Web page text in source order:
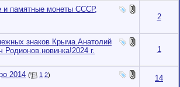
и памятные монеты СССР,
2
знаков Крыма.Анатолий
Родионов.новинка!2024 г.
1
2014 ( 1 2)
14